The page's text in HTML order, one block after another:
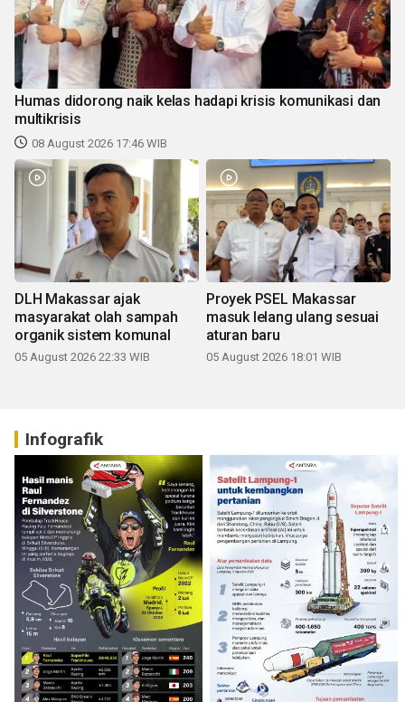
Humas didorong naik kelas hadapi krisis komunikasi dan
multikrisis
08 August 2026 17:46 WIB
DLH Makassar ajak
masyarakat olah sampah
organik sistem komunal
05 August 2026 22:33 WIB
Proyek PSEL Makassar
masuk lelang ulang sesuai
aturan baru
05 August 2026 18:01 WIB
Infografik